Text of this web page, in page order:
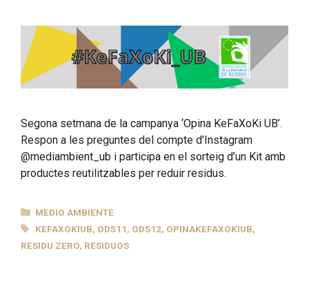
Segona setmana de la campanya ‘Opina KeFaXoKi UB’.
Respon a les preguntes del compte d’Instagram
@mediambient_ub i participa en el sorteig d’un Kit amb
productes reutilitzables per reduir residus.
CATEGORÍAS
MEDIO AMBIENTE
ETIQUETAS
KEFAXOKIUB, ODS11, ODS12, OPINAKEFAXOKIUB,
RESIDU ZERO, RESIDUOS